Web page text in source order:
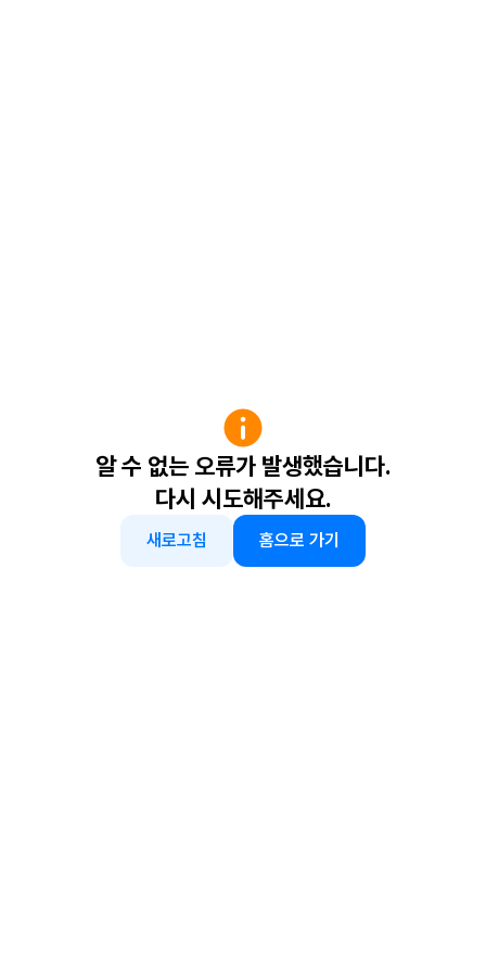
알 수 없는 오류가 발생했습니다.
다시 시도해주세요.
새로고침 홈으로 가기